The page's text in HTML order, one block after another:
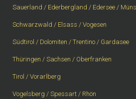
Sauerland / Ederbergland / Edersee /
Schwarzwald / Elsass / Vogesen
Südtirol / Dolomiten / Trentino / Gardasee
Thüringen / Sachsen / Oberfranken
Tirol / Vorarlberg
Vogelsberg / Spessart / Rhön